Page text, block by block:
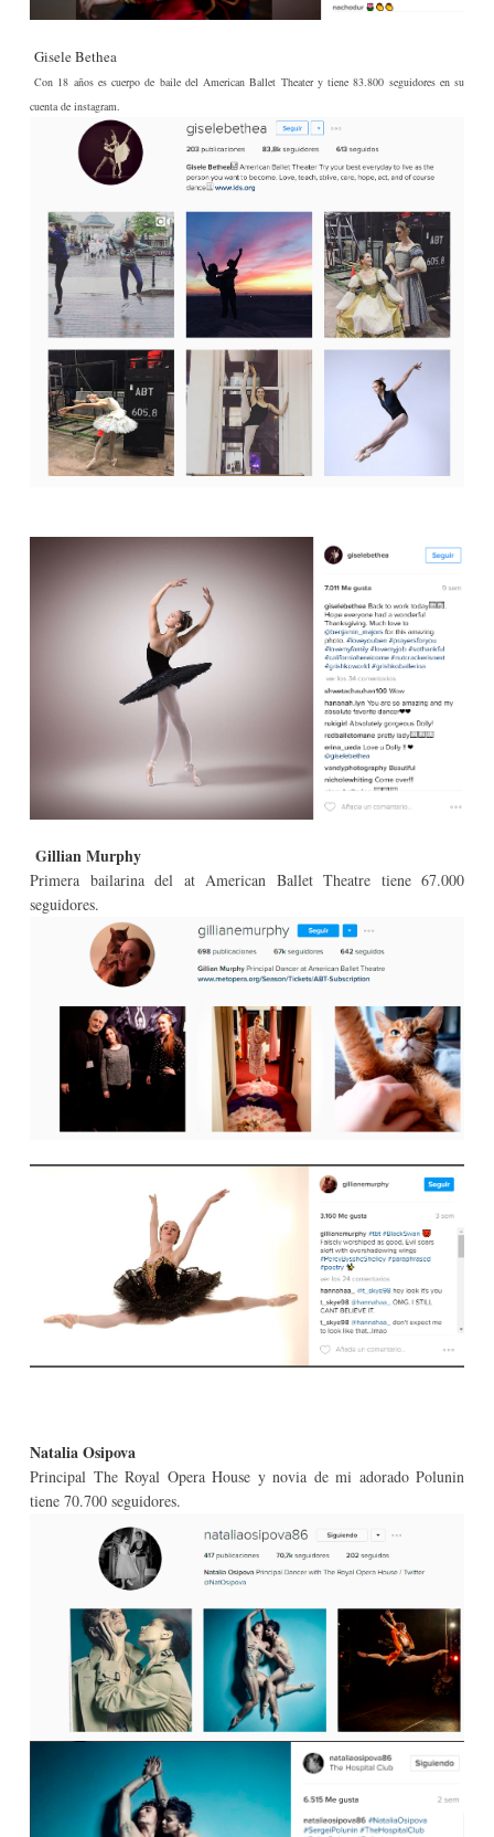
Gisele Bethea
Con 18 años es cuerpo de baile del American Ballet Theater y tiene 83.800 seguidores en su
cuenta de instagram.
Gillian Murphy
Primera bailarina del at American Ballet Theatre tiene 67.000
seguidores.
Natalia Osipova
Principal The Royal Opera House y novia de mi adorado Polunin
tiene 70.700 seguidores.